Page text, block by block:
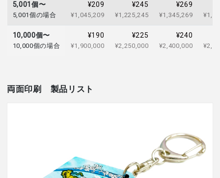
5,001個〜
5,001個の場合
¥209
¥1,045,209
¥245
¥1,225,245
¥269
¥1,345,269
10,000個〜
10,000個の場合
¥190
¥1,900,000
¥225
¥2,250,000
¥240
¥2,400,000
両面印刷 製品リスト